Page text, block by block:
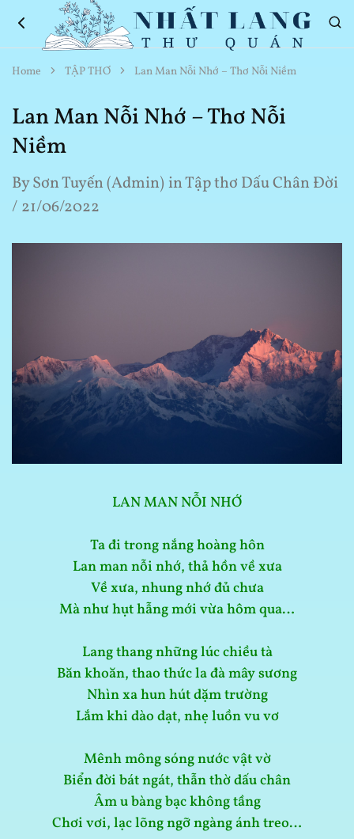
Nhất
Lang
Quán
Thơ
Hay
Cuộc
Sống
Home TẬP THƠ Lan Man Nỗi Nhớ – Thơ Nỗi Niềm
Lan Man Nỗi Nhớ – Thơ Nỗi
Niềm
BySơn Tuyến (Admin) inTập thơ Dấu Chân Đời
21/06/2022
LAN MAN NỖI NHỚ
Ta đi trong nắng hoàng hôn
Lan man nỗi nhớ, thả hồn về xưa
Về xưa, nhung nhớ đủ chưa
Mà như hụt hẫng mới vừa hôm qua…
Lang thang những lúc chiều tà
Băn khoăn, thao thức la đà mây sương
Nhìn xa hun hút dặm trường
Lắm khi dào dạt, nhẹ luồn vu vơ
Mênh mông sóng nước vật vờ
Biển đời bát ngát, thẫn thờ dấu chân
Âm u bàng bạc không tầng
Chơi vơi, lạc lõng ngỡ ngàng ánh treo…